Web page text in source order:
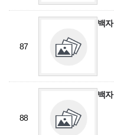
87
백
88
백